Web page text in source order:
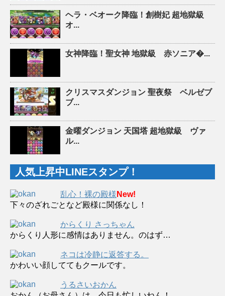
ヘラ・ベオーク降臨！創樹妃 超地獄級
オ...
女神降臨！聖女神 地獄級 赤ソニア�...
クリスマスダンジョン 聖夜祭 ベルゼブ
ブ...
金曜ダンジョン 天国塔 超地獄級 ヴァ
ル...
人気上昇中LINEスタンプ！
乱心！裸の殿様 New!
下々のざれごとなど殿様に関係なし！
からくり さっちゃん
からくり人形に感情はありません。のはず…
ネコは冷静に返答する。
かわいい顔しててもクールです。
うるさいおかん